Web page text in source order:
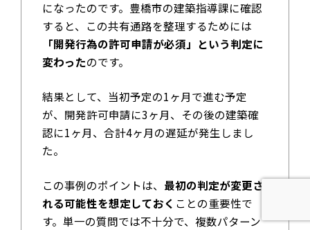
になったのです。豊橋市の建築指導課に確認
すると、この共有通路を整理するためには
「開発行為の許可申請が必須」という判定に
変わったのです。
結果として、当初予定の1ヶ月で進む予定
が、開発許可申請に3ヶ月、その後の建築確
認に1ヶ月、合計4ヶ月の遅延が発生しまし
た。
この事例のポイントは、 最初の判定が変更さ
れる可能性を想定しておく ことの重要性で
す。単一の質問では不十分で、複数パターン